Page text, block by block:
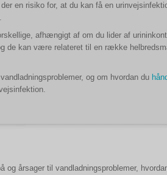
en risiko for, at du kan få en
afhængigt af om du lider af
de kan være relateret til en række
og om hvordan du
og årsager til vandladningsproblemer,